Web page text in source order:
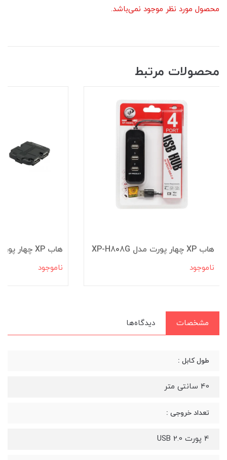
محصول مورد نظر موجود نمی‌باشد.
محصولات مرتبط
هاب XP چهار پورت مدل XP-H808G
ناموجود
هاب XP چهار پورت مدل XP-H807G
ناموجود
مشخصات دیدگاه‌ها
طول کابل :
40 سانتی متر
تعداد خروجی :
4 پورت USB 2.0